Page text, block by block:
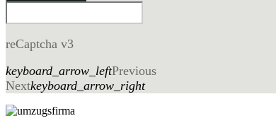
reCaptcha v3
keyboard_arrow_leftPrevious
Nextkeyboard_arrow_right